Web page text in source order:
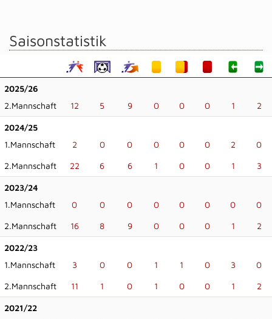
Saisonstatistik
2025/26
2.Mannschaft
12 5 9 0 0 0 1 2
2024/25
1.Mannschaft
2 0 0 0 0 0 2 0
2.Mannschaft 22 6 6 1 0 0 1 3
2023/24
1.Mannschaft
0 0 0 0 0 0 0 0
2.Mannschaft 16 8 9 0 0 0 1 2
2022/23
1.Mannschaft
3 0 0 1 1 0 3 0
2.Mannschaft 11 1 0 1 0 0 1 2
2021/22